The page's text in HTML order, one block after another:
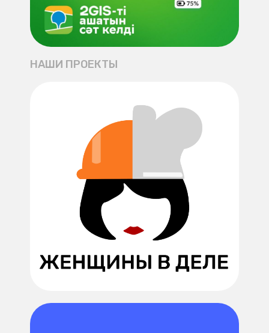
НАШИ ПРОЕКТЫ